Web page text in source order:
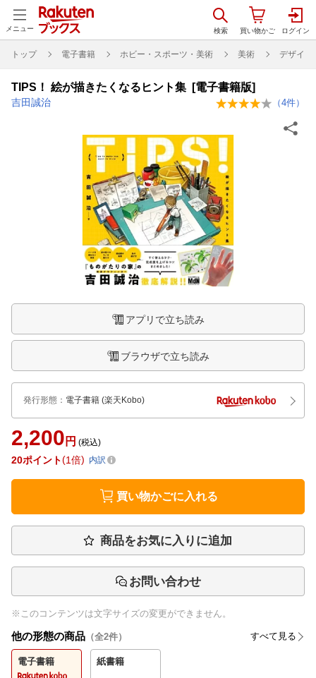
メニュー
トップ 電子書籍 ホビー・スポーツ・美術 美術 デザイン
TIPS！ 絵が描きたくなるヒント集 [電子書籍版]
吉田誠治 （4件）
アプリで立ち読み
ブラウザで立ち読み
発行形態 ： 電子書籍 (楽天Kobo)
2,200 円 (税込)
20ポイント 1倍 内訳
買い物かごに入れる
商品をお気に入りに追加
お問い合わせ
※このコンテンツは文字サイズの変更ができません。
他の形態の商品 （全2件） すべて見る
電子書籍 紙書籍